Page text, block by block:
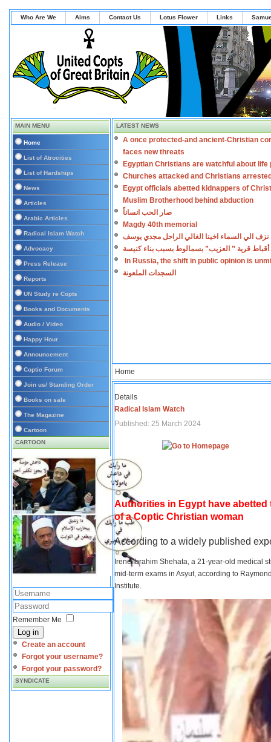
Who Are We Aims Contact Us Lotus Flower Links
MAIN MENU
Home
List of Atrocities
List of Hardships
News
Articles
Arabic Articles
Radical Islam Watch
Advocacy
Press Release
Reports
UN Study re Copts
Books and Documents
Audio / Video
Happy Hour
Announcement
Coptic Forum
Join us/ Standing Order
Books on sale
The Magazine
Cartoon
CARTOON
Remember Me
Log in
Create an account
Forgot your username?
Forgot your password?
SYNDICATE
LATEST NEWS
A once protected-and ancient-Christian
faces new threats
Egyptian Christians are watchful about life
Churches attacked and Christians
Egypt officials abetted kidnappers of
Muslim Brotherhood behind abduction
صار الحب انساناً
Magdy 40th memorial
نزف الي السماء اخينا الغالي الراحل مجدي يوسف
أقباط قرية ” العزيب” بسمالوط بسبب بناء كنيسة
In Russia, the shift in public opinion is
السجدات الملعونة
Home
Details
Radical Islam Watch
Published: 25 March 2024
Authorities in Egypt have
of a Coptic Christian woman
According to a widely published
Irene Ibrahim Shehata, a 21-year-old medical
mid-term exams in Asyut, according to
Institute.